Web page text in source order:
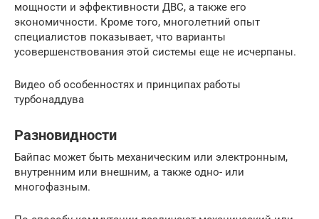
мощности и эффективности ДВС, а также его
экономичности. Кроме того, многолетний опыт
специалистов показывает, что варианты
усовершенствования этой системы еще не исчерпаны.
Видео об особенностях и принципах работы
турбонаддува
Разновидности
Байпас может быть механическим или электронным,
внутренним или внешним, а также одно- или
многофазным.